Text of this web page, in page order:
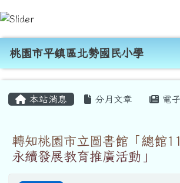
跳至主內容區
桃園市平鎮區北勢國民
導覽列
桃園市平鎮區北勢國民小學
本站消息 分月文章 電
轉知桃園市立圖書館「總館
永續發展教育推廣活動」